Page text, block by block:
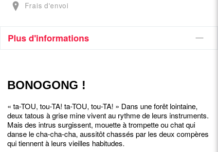
Frais d'envoi
Plus d'informations
BONOGONG !
« ta-TOU, tou-TA! ta-TOU, tou-TA! » Dans une forêt lointaine,
deux tatous à grise mine vivent au rythme de leurs instruments.
Mais des intrus surgissent, mouette à trompette ou chat qui
danse le cha-cha-cha, aussitôt chassés par les deux compères
qui tiennent à leurs vieilles habitudes.